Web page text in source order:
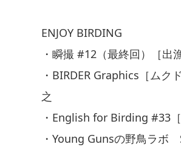
ENJOY BIRDING
・瞬撮 #12（最終回）［
・BIRDER Graphics［ム
之
・English for Birding #33
・Young Gunsの野鳥ラボ